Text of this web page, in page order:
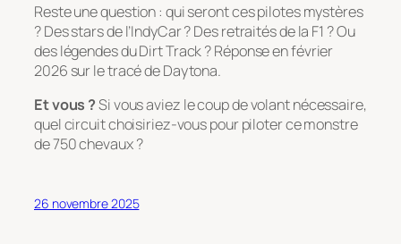
Reste une question : qui seront ces pilotes mystères
? Des stars de l’IndyCar ? Des retraités de la F1 ? Ou
des légendes du Dirt Track ? Réponse en février
2026 sur le tracé de Daytona.
Et vous ?Si vous aviez le coup de volant nécessaire,
quel circuit choisiriez-vous pour piloter ce monstre
de 750 chevaux ?
26 novembre 2025